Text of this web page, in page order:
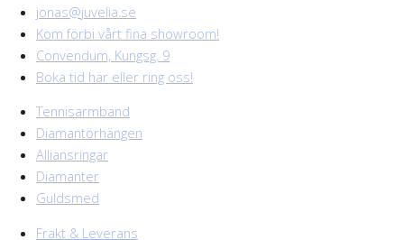
jonas@juvelia.se
Kom förbi vårt fina showroom!
Convendum, Kungsg. 9
Boka tid här eller ring oss!
Tennisarmband
Diamantörhängen
Alliansringar
Diamanter
Guldsmed
Frakt & Leverans